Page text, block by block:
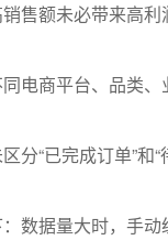
售额未必带来高
电商平台、品类
分“已完成订单”和
数据量大时，手